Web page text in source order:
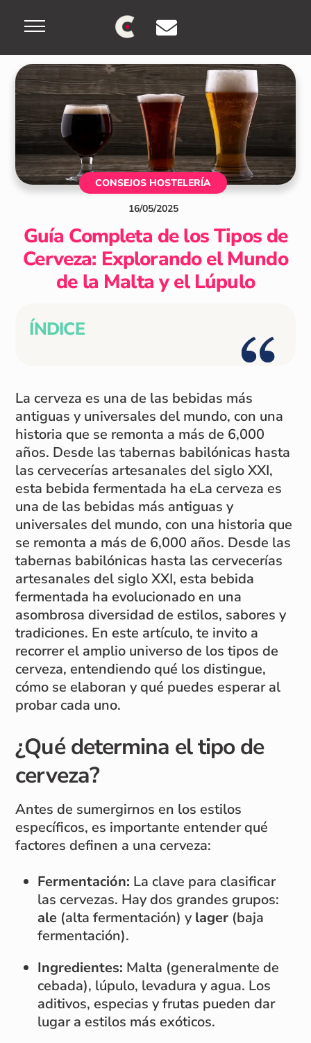
Menu
CONSEJOS HOSTELERÍA
16/05/2025
Guía Completa de los Tipos de
Cerveza: Explorando el Mundo
de la Malta y el Lúpulo
ÍNDICE
La cerveza es una de las bebidas más
antiguas y universales del mundo, con una
historia que se remonta a más de 6,000
años. Desde las tabernas babilónicas hasta
las cervecerías artesanales del siglo XXI,
esta bebida fermentada ha eLa cerveza es
una de las bebidas más antiguas y
universales del mundo, con una historia que
se remonta a más de 6,000 años. Desde las
tabernas babilónicas hasta las cervecerías
artesanales del siglo XXI, esta bebida
fermentada ha evolucionado en una
asombrosa diversidad de estilos, sabores y
tradiciones. En este artículo, te invito a
recorrer el amplio universo de los tipos de
cerveza, entendiendo qué los distingue,
cómo se elaboran y qué puedes esperar al
probar cada uno.
¿Qué determina el tipo de
cerveza?
Antes de sumergirnos en los estilos
específicos, es importante entender qué
factores definen a una cerveza:
Fermentación: La clave para clasificar
las cervezas. Hay dos grandes grupos:
ale (alta fermentación) ylager (baja
fermentación).
Ingredientes: Malta (generalmente de
cebada), lúpulo, levadura y agua. Los
aditivos, especias y frutas pueden dar
lugar a estilos más exóticos.